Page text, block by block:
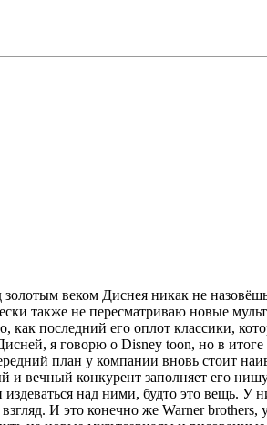
веком Диснея никак не
также не пересматриваю новые
последний его оплот классики,
я говорю о Disney toon, но в
план у компании вновь стоит
вечный конкурент заполняет его
над ними, будто это вещь.
И это конечно же Warner